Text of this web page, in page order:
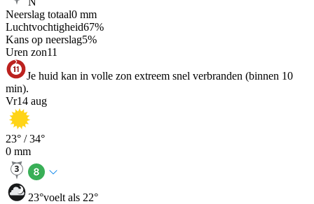
Neerslag totaal0 mm
Luchtvochtigheid67%
Kans op neerslag5%
Uren zon11
Je huid kan in volle zon extreem snel verbranden (binnen 10
min).
Vr14 aug
23° /34°
0 mm
23°voelt als 22°